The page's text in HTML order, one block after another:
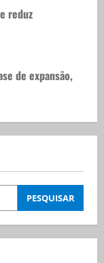
reduz
de expansão,
PESQUISAR